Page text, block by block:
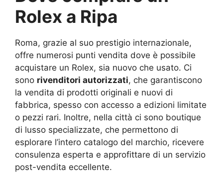
Rolex a Ripa
Roma, grazie al suo prestigio internazionale,
offre numerosi punti vendita dove è possibile
acquistare un Rolex, sia nuovo che usato. Ci
sono rivenditori autorizzati, che garantiscono
la vendita di prodotti originali e nuovi di
fabbrica, spesso con accesso a edizioni limitate
o pezzi rari. Inoltre, nella città ci sono boutique
di lusso specializzate, che permettono di
esplorare l’intero catalogo del marchio, ricevere
consulenza esperta e approfittare di un servizio
post-vendita eccellente.